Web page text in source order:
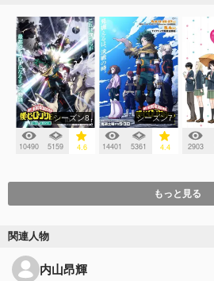
シーズン8
10490 5159 4.6
シーズン7
14401 5361 4.4 2903
もっと見る
関連人物
内山昂輝